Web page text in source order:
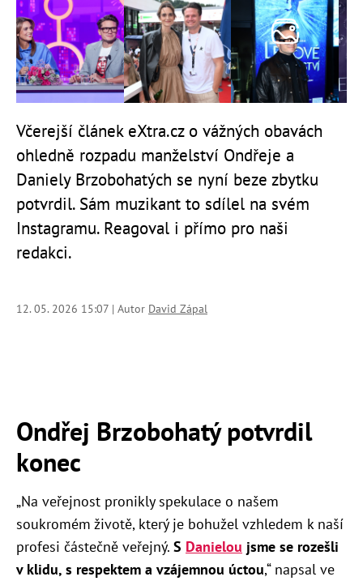
Včerejší článek eXtra.cz o vážných obavách
ohledně rozpadu manželství Ondřeje a
Daniely Brzobohatých se nyní beze zbytku
potvrdil. Sám muzikant to sdílel na svém
Instagramu. Reagoval i přímo pro naši
redakci.
12. 05. 2026 15:07 | Autor David Zápal
Ondřej Brzobohatý potvrdil
konec
„Na veřejnost pronikly spekulace o našem
soukromém životě, který je bohužel vzhledem k naší
profesi částečně veřejný. S Danielou jsme se rozešli
v klidu, s respektem a vzájemnou úctou,“ napsal ve